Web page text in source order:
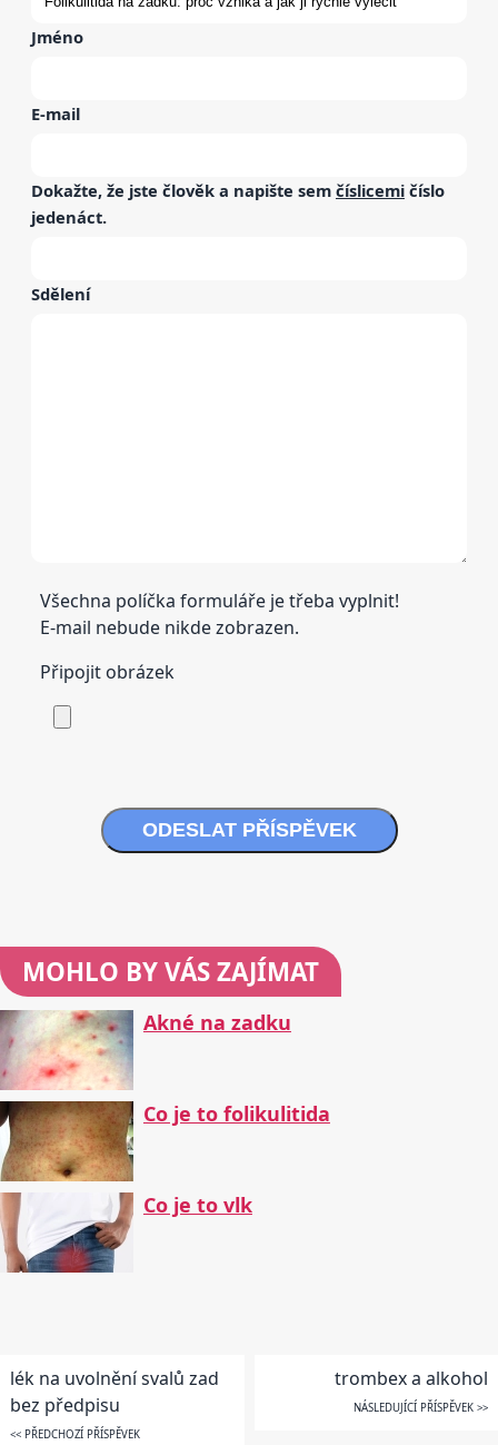
Jméno
E-mail
Dokažte, že jste člověk a napište sem číslicemi číslo
jedenáct.
Sdělení
Všechna políčka formuláře je třeba vyplnit!
E-mail nebude nikde zobrazen.
Připojit obrázek
ODESLAT PŘÍSPĚVEK
MOHLO BY VÁS ZAJÍMAT
Akné na zadku
Co je to folikulitida
Co je to vlk
lék na uvolnění svalů zad
bez předpisu
<< PŘEDCHOZÍ PŘÍSPĚVEK
trombex a alkohol
NÁSLEDUJÍCÍ PŘÍSPĚVEK >>